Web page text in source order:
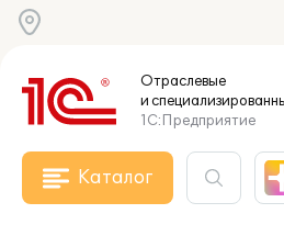
Отраслевые
и
1С:Предприятие
Каталог